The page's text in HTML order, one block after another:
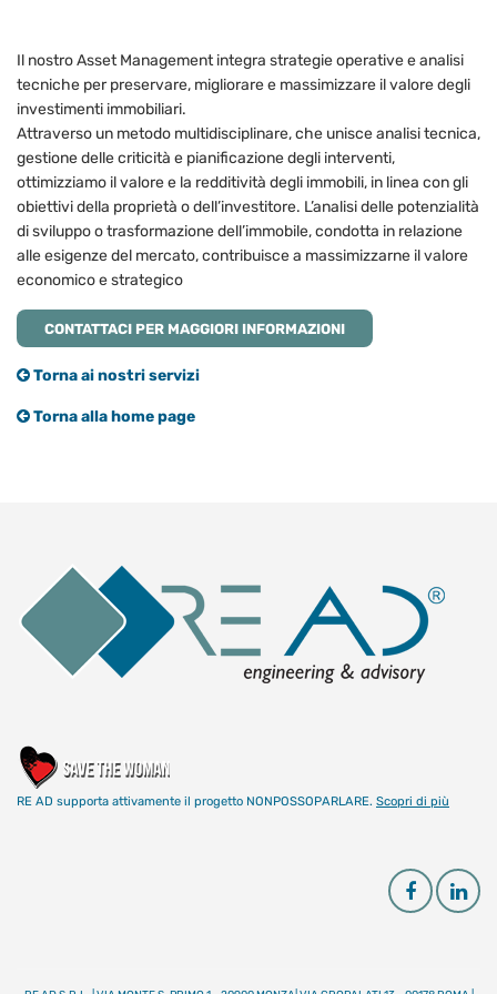
Il nostro Asset Management integra strategie operative e analisi
tecniche per preservare, migliorare e massimizzare il valore degli
investimenti immobiliari.
Attraverso un metodo multidisciplinare, che unisce analisi tecnica,
gestione delle criticità e pianificazione degli interventi,
ottimizziamo il valore e la redditività degli immobili, in linea con gli
obiettivi della proprietà o dell’investitore. L’analisi delle potenzialità
di sviluppo o trasformazione dell’immobile, condotta in relazione
alle esigenze del mercato, contribuisce a massimizzarne il valore
economico e strategico
CONTATTACI PER MAGGIORI INFORMAZIONI
Torna ai nostri servizi
Torna alla home page
RE AD supporta attivamente il progetto NONPOSSOPARLARE. Scopri di più